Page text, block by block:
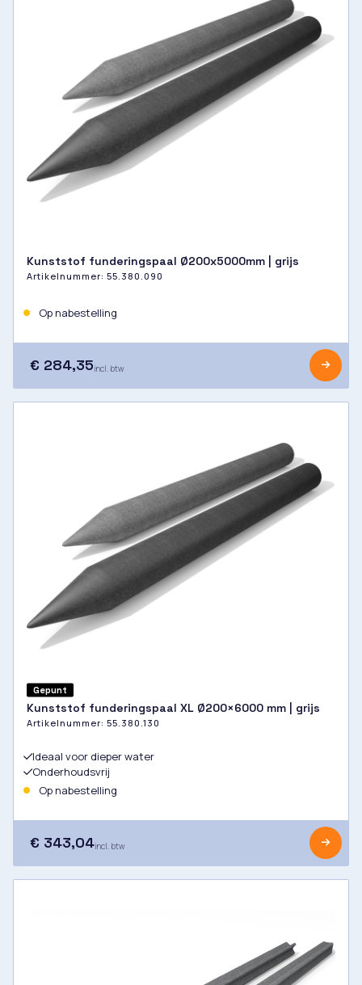
Kunststof funderingspaal Ø200x5000mm | grijs
Artikelnummer: 55.380.090
Op nabestelling
€ 284,35incl. btw
Gepunt
Kunststof funderingspaal XL Ø200×6000 mm | grijs
Artikelnummer: 55.380.130
Ideaal voor dieper water
Onderhoudsvrij
Op nabestelling
€ 343,04incl. btw